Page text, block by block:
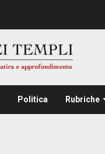
Politica Rubriche